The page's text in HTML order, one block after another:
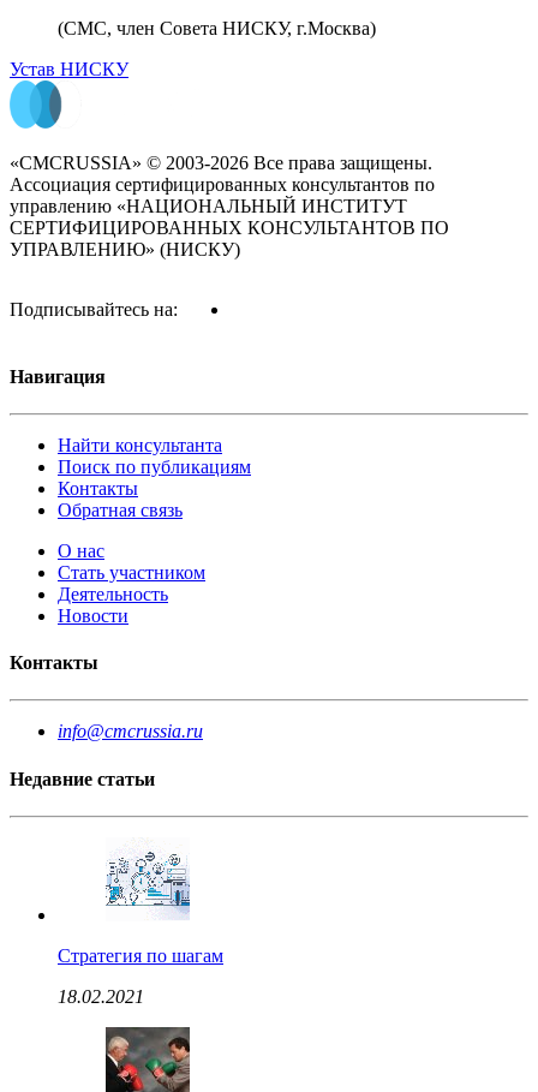
(СМС, член Совета НИСКУ, г.Москва)
Устав НИСКУ
«CMCRUSSIA» © 2003-2026 Все права защищены.
Ассоциация сертифицированных консультантов по
управлению «НАЦИОНАЛЬНЫЙ ИНСТИТУТ
СЕРТИФИЦИРОВАННЫХ КОНСУЛЬТАНТОВ ПО
УПРАВЛЕНИЮ» (НИСКУ)
Подписывайтесь на:
Навигация
Найти консультанта
Поиск по публикациям
Контакты
Обратная связь
О нас
Стать участником
Деятельность
Новости
Контакты
info@cmcrussia.ru
Недавние статьи
Стратегия по шагам
18.02.2021